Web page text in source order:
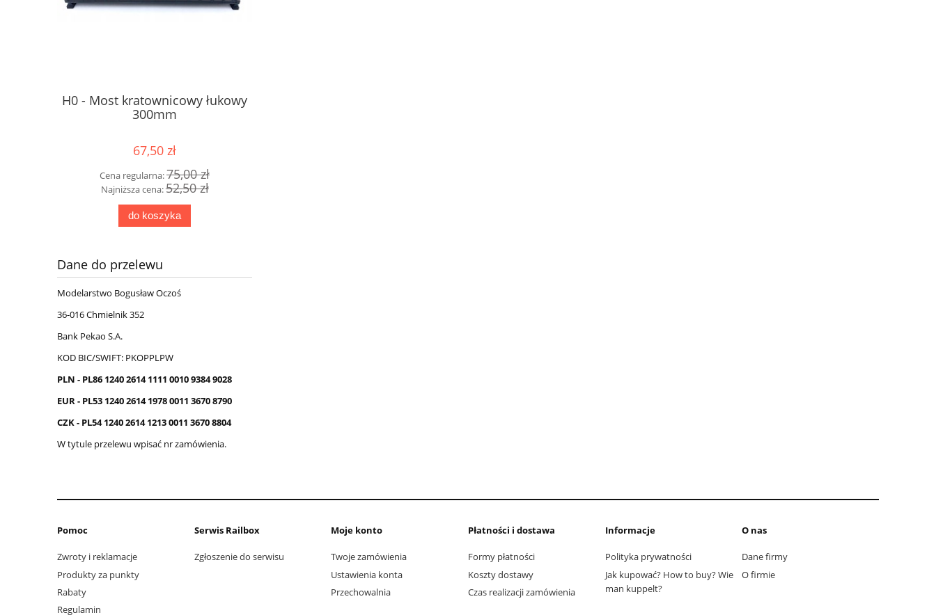
H0 - Most kratownicowy łukowy
300mm
67,50 zł
Cena regularna:75,00 zł
Najniższa cena:52,50 zł
do koszyka
Dane do przelewu
Modelarstwo Bogusław Oczoś
36-016 Chmielnik 352
Bank Pekao S.A.
KOD BIC/SWIFT: PKOPPLPW
PLN - PL86 1240 2614 1111 0010 9384 9028
EUR - PL53 1240 2614 1978 0011 3670 8790
CZK - PL54 1240 2614 1213 0011 3670 8804
W tytule przelewu wpisać nr zamówienia.
Pomoc
Zwroty i reklamacje
Produkty za punkty
Rabaty
Regulamin
Serwis Railbox
Zgłoszenie do serwisu
Moje konto
Twoje zamówienia
Ustawienia konta
Przechowalnia
Płatności i dostawa
Formy płatności
Koszty dostawy
Czas realizacji zamówienia
Informacje
Polityka prywatności
Jak kupować? How to buy? Wie
man kuppelt?
O nas
Dane firmy
O firmie